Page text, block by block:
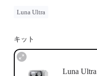
Luna Ultra
キット
Luna